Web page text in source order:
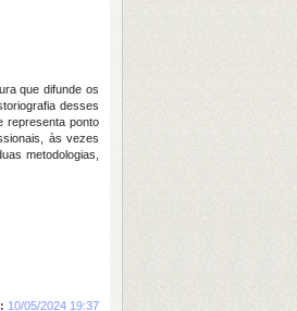
que difunde os
desses
representa ponto
às vezes
metodologias,
10/05/2024 19:37